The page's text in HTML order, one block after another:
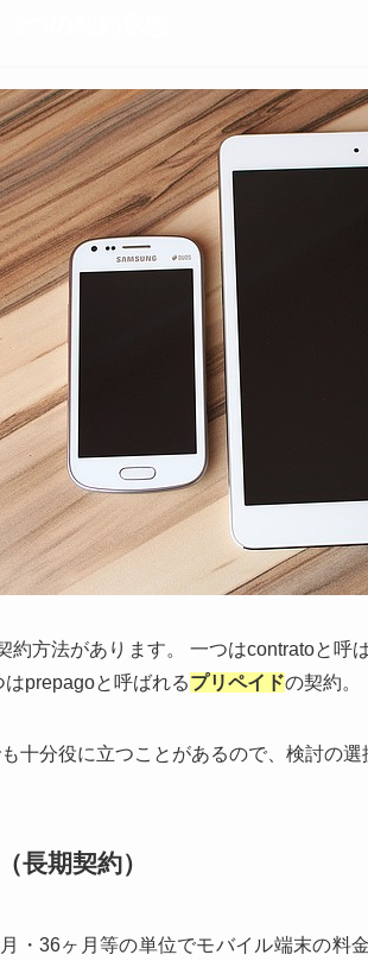
約方法があります。 一つはcontratoと呼
prepagoと呼ばれるプリペイドの契約。
十分役に立つことがあるので、検討の選
長期契約）
・36ヶ月等の単位でモバイル端末の料